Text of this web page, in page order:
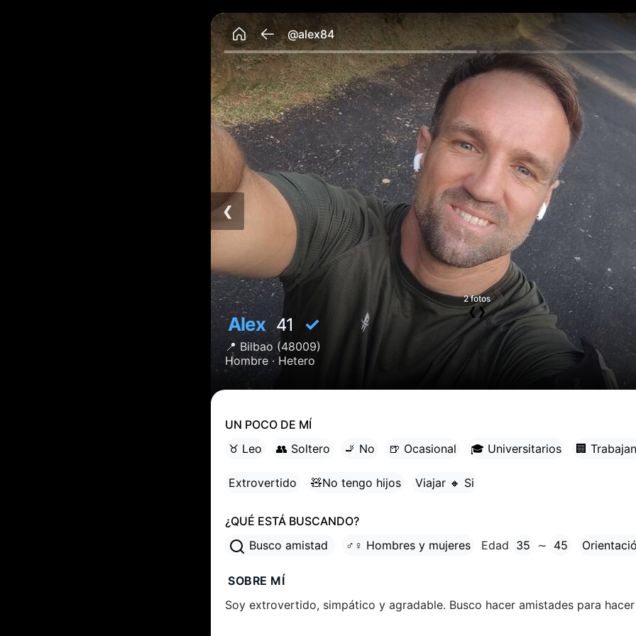
@alex84
Alex41 ✓
📍 Bilbao (48009)
Hombre · Hetero
❮
2 fotos
❮❯
UN POCO DE MÍ
♉ Leo
👥 Soltero 🚬 No 🍺 Ocasional 🎓 Universitarios 🏢
Extrovertido 🧸No tengo hijos Viajar 🔸 Si
¿QUÉ ESTÁ BUSCANDO?
Busco amistad
♂♀ Hombres y mujeres Edad 35 ∼ 45
SOBRE MÍ
Soy extrovertido, simpático y agradable. Busco hacer amistades para